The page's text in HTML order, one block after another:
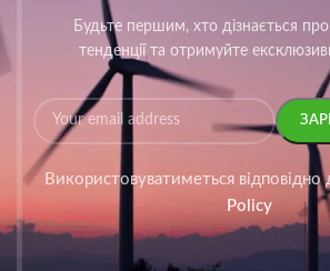
Будьте першим, хто дізнається
тенденції та отримуйте
Використовуватиметься відповідно
Policy